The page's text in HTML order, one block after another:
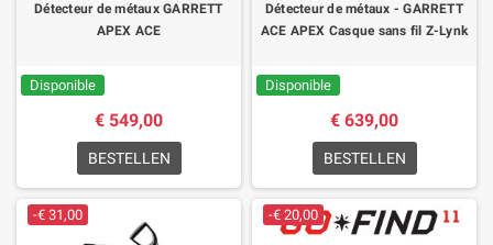
Détecteur de métaux GARRETT
APEX ACE
Disponible
€ 549,00
BESTELLEN
Détecteur de métaux - GARRETT
ACE APEX Casque sans fil Z-Lynk
Disponible
€ 639,00
BESTELLEN
-€ 31,00 -€ 20,00